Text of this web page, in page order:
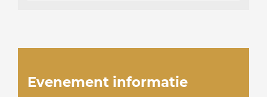
Evenement informatie